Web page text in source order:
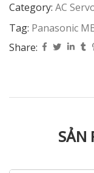
Category: AC
Tag: Panasonic
Share:
SẢN